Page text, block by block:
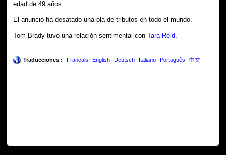
edad de 49 años.
El anuncio ha desatado una ola de tributos en todo el mundo.
Tom Brady tuvo una relación sentimental conTara Reid.
Traducciones : Français English Deutsch Italiano Português 中文